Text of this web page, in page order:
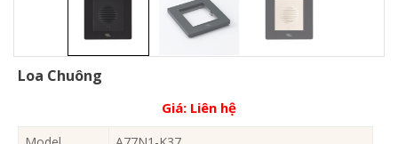
Loa Chuông
Giá: Liên hệ